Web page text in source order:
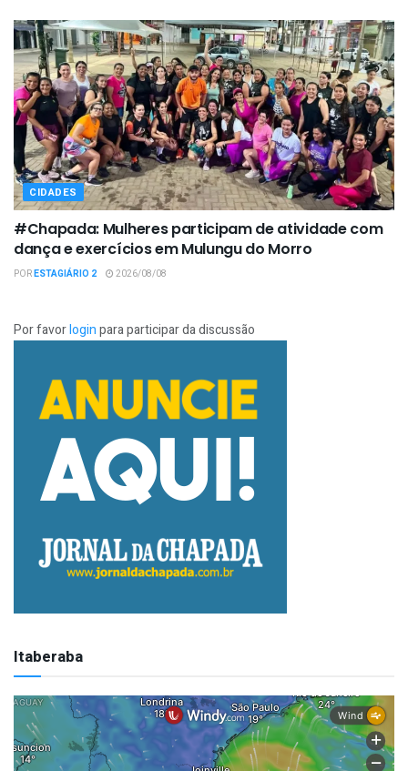
CIDADES
#Chapada: Mulheres participam de atividade com
dança e exercícios em Mulungu do Morro
PORESTAGIÁRIO 2 2026/08/08
Por favorloginpara participar da discussão
Itaberaba